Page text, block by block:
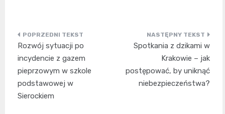
Nawigacja
wpisu
Rozwój sytuacji po
incydencie z gazem
pieprzowym w szkole
podstawowej w
Sierockiem
Spotkania z dzikami w
Krakowie – jak
postępować, by uniknąć
niebezpieczeństwa?